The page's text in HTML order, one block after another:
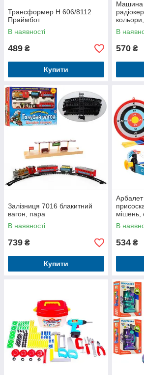
Трансформер H 606/8112
Праймбот
В наявності
489 ₴
Купити
Машина
В
570 ₴
Залізниця 7016 блакитний
вагон, пара
В наявності
739 ₴
Купити
Арбалет
мішень,
29-7 див.
В
534 ₴